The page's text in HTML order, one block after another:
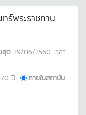
ร์พระราชทาน
สุด 29/06/2560 เวลา
70 ปี
ภายในสถาบัน